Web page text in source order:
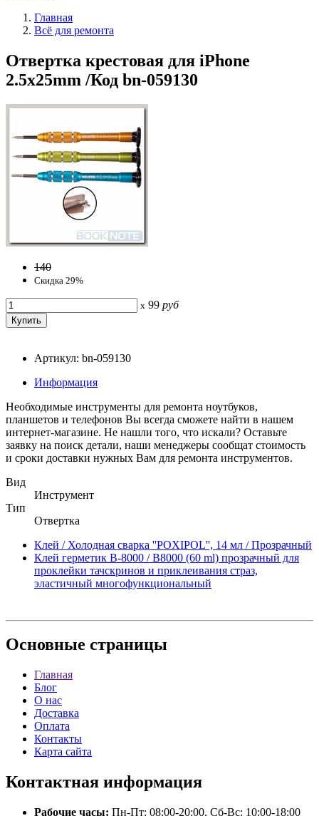
Главная
Всё для ремонта
Отвертка крестовая для iPhone
2.5x25mm /Код bn-059130
140
Скидка 29%
x 99 руб
Артикул: bn-059130
Информация
Необходимые инструменты для ремонта ноутбуков,
планшетов и телефонов Вы всегда сможете найти в нашем
интернет-магазине. Не нашли того, что искали? Оставьте
заявку на поиск детали, наши менеджеры сообщат стоимость
и сроки доставки нужных Вам для ремонта инструментов.
Вид
Инструмент
Тип
Отвертка
Клей / Холодная сварка ''POXIPOL'', 14 мл / Прозрачный
Клей герметик B-8000 / B8000 (60 ml) прозрачный для
проклейки тачскринов и приклеивания страз,
эластичный многофункциональный
Основные страницы
Главная
Блог
О нас
Доставка
Оплата
Контакты
Карта сайта
Контактная информация
Рабочие часы: Пн-Пт: 08:00-20:00, Сб-Вс: 10:00-18:00